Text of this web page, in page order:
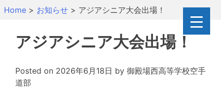
SkipHome > お知らせ > アジアシニア大会出場！
アジアシニア大会出場！
Posted on 2026年6月18日 by 御殿場西高等学校空手
道部